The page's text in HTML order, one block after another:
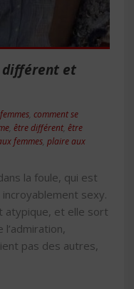
différent et
comment se
être différent être
femmes plaire aux
la foule, qui est
sexy.
atypique, et elle sort
pas des autres,